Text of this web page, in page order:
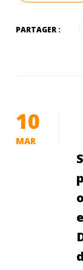
PARTAGER :
10
MAR